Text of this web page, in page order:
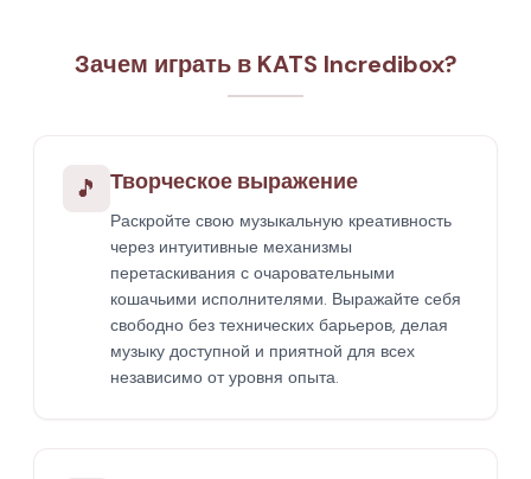
Зачем играть в KATS Incredibox?
🎵 Творческое выражение
Раскройте свою музыкальную креативность
через интуитивные механизмы
перетаскивания с очаровательными
кошачьими исполнителями. Выражайте себя
свободно без технических барьеров, делая
музыку доступной и приятной для всех
независимо от уровня опыта.